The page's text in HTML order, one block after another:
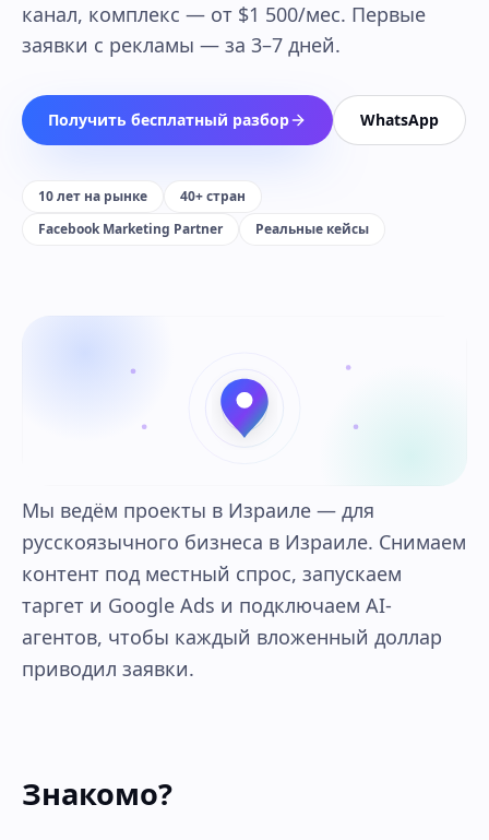
канал, комплекс — от $1 500/мес. Первые
заявки с рекламы — за 3–7 дней.
Получить бесплатный разбор WhatsApp
10 лет на рынке
40+ стран
Facebook Marketing Partner
Реальные кейсы
Мы ведём проекты в Израиле — для
русскоязычного бизнеса в Израиле. Снимаем
контент под местный спрос, запускаем
таргет и Google Ads и подключаем AI-
агентов, чтобы каждый вложенный доллар
приводил заявки.
Знакомо?